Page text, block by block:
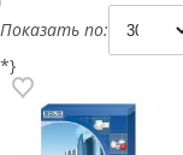
Показать по:
*}